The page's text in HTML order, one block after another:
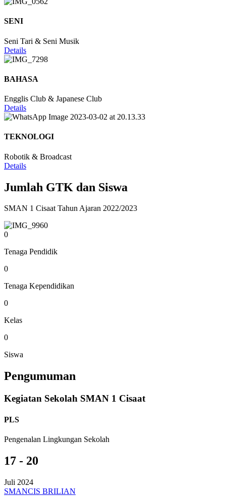
SENI
Seni Tari & Seni Musik
Details
BAHASA
Engglis Club & Japanese Club
Details
TEKNOLOGI
Robotik & Broadcast
Details
Jumlah GTK dan Siswa
SMAN 1 Cisaat Tahun Ajaran 2022/2023
0
Tenaga Pendidik
0
Tenaga Kependidikan
0
Kelas
0
Siswa
Pengumuman
Kegiatan Sekolah SMAN 1 Cisaat
PLS
Pengenalan Lingkungan Sekolah
17 - 20
Juli 2024
SMANCIS BRILIAN